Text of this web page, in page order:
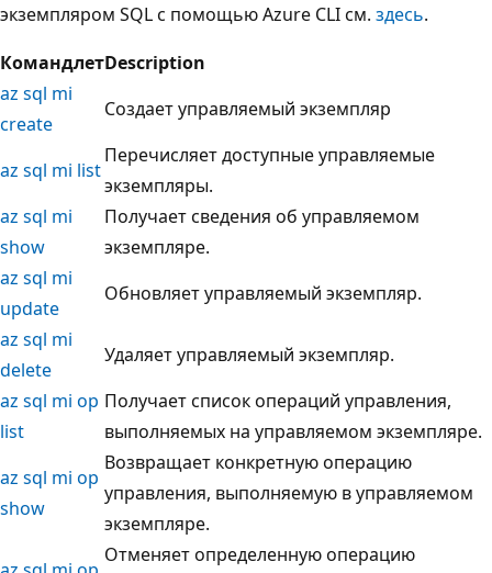
экземпляром SQL с помощью Azure CLI см. здесь.
КомандлетDescription
az sql mi
create
Создает управляемый экземпляр
az sql mi list
Перечисляет доступные управляемые
экземпляры.
az sql mi
show
Получает сведения об управляемом
экземпляре.
az sql mi
update
Обновляет управляемый экземпляр.
az sql mi
delete
Удаляет управляемый экземпляр.
az sql mi op
list
Получает список операций управления,
выполняемых на управляемом экземпляре.
az sql mi op
show
Возвращает конкретную операцию
управления, выполняемую в управляемом
экземпляре.
Отменяет определенную операцию